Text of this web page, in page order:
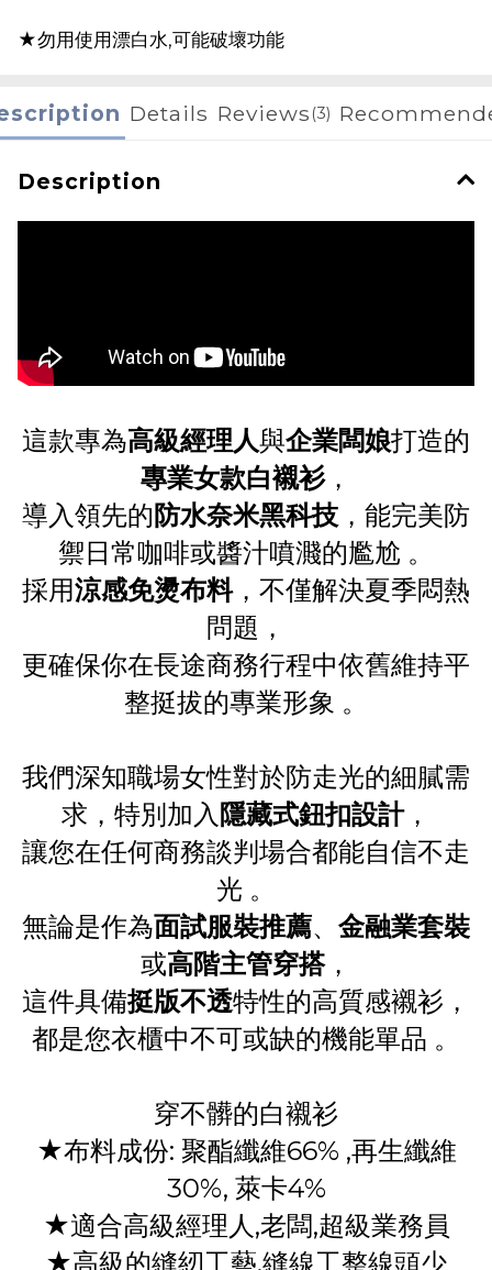
★勿用使用漂白水,可能破壞功能
Details Reviews (3)
Description
這款專為高級經理人與企業闆娘打造的
專業女款白襯衫，
導入領先的 防水奈米黑科技 ，能完美防
禦日常咖啡或醬汁噴濺的尷尬 。
採用涼感免燙布料，不僅解決夏季悶熱
問題，
更確保你在長途商務行程中依舊維持平
整挺拔的專業形象 。
我們深知職場女性對於防走光的細膩需
求，特別加入 隱藏式鈕扣設計，
讓您在任何商務談判場合都能自信不走
光 。
無論是作為面試服裝推薦、 金融業套裝
或高階主管穿搭，
這件具備挺版不透特性的高質感襯衫，
都是您衣櫃中不可或缺的機能單品 。
穿不髒的白襯衫
★布料成份: 聚酯纖維66% ,再生纖維
30%, 萊卡4%
★適合高級經理人,老闆,超級業務員
★高級的縫紉工藝,縫線工整線頭少